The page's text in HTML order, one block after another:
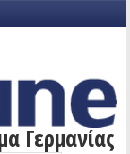
Γερμανίας